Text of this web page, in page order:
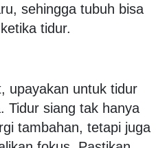
sehingga tubuh bisa
tidur.
upayakan untuk tidur
Tidur siang tak hanya
tambahan, tetapi juga